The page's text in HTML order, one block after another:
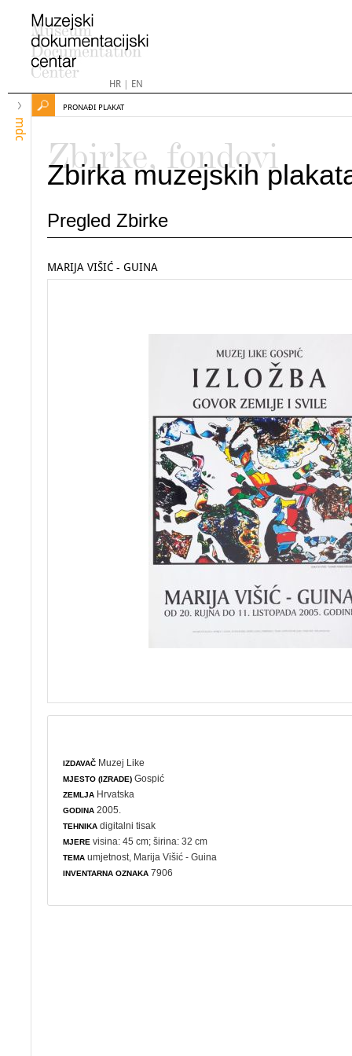
HR| EN
mdc
PRONAĐI PLAKAT
Zbirke, fondovi
Zbirka muzejskih
Pregled Zbirke
MARIJA VIŠIĆ - GUINA
IZDAVAČ Muzej Like
MJESTO (IZRADE) Gospić
ZEMLJA Hrvatska
GODINA 2005.
TEHNIKA digitalni tisak
MJERE visina: 45 cm; širina: 32 cm
TEMA umjetnost , Marija Višić - Guina
INVENTARNA OZNAKA 7906